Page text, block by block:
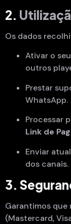
2.
Os dados
Ativar o
outros
Prestar
WhatsApp.
Processar
Link de
Enviar
dos canais.
3.
Garantimos
(Mastercard,